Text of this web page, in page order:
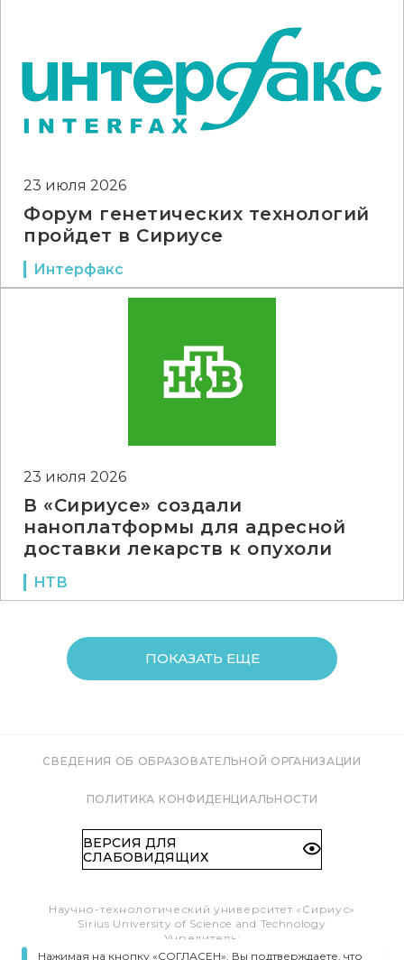
23 июля 2026
Форум генетических технологий
пройдет в Сириусе
Интерфакс
23 июля 2026
В «Сириусе» создали
наноплатформы для адресной
доставки лекарств к опухоли
НТВ
ПОКАЗАТЬ ЕЩЕ
СВЕДЕНИЯ ОБ ОБРАЗОВАТЕЛЬНОЙ ОРГАНИЗАЦИИ
ПОЛИТИКА КОНФИДЕНЦИАЛЬНОСТИ
ВЕРСИЯ ДЛЯ
СЛАБОВИДЯЩИХ
Научно-технологический университет «Сириус»
Sirius University of Science and Technology
Учредитель:
Образовательный Фонд «Талант и успех»
Нажимая на кнопку «СОГЛАСЕН», Вы подтверждаете, что